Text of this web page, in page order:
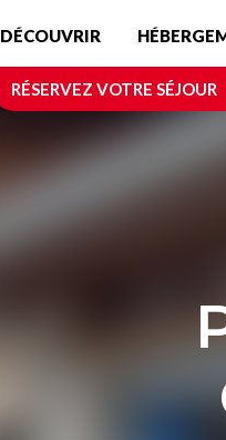
DÉCOUVRIR
RÉSERVEZ VOTRE SÉJOUR